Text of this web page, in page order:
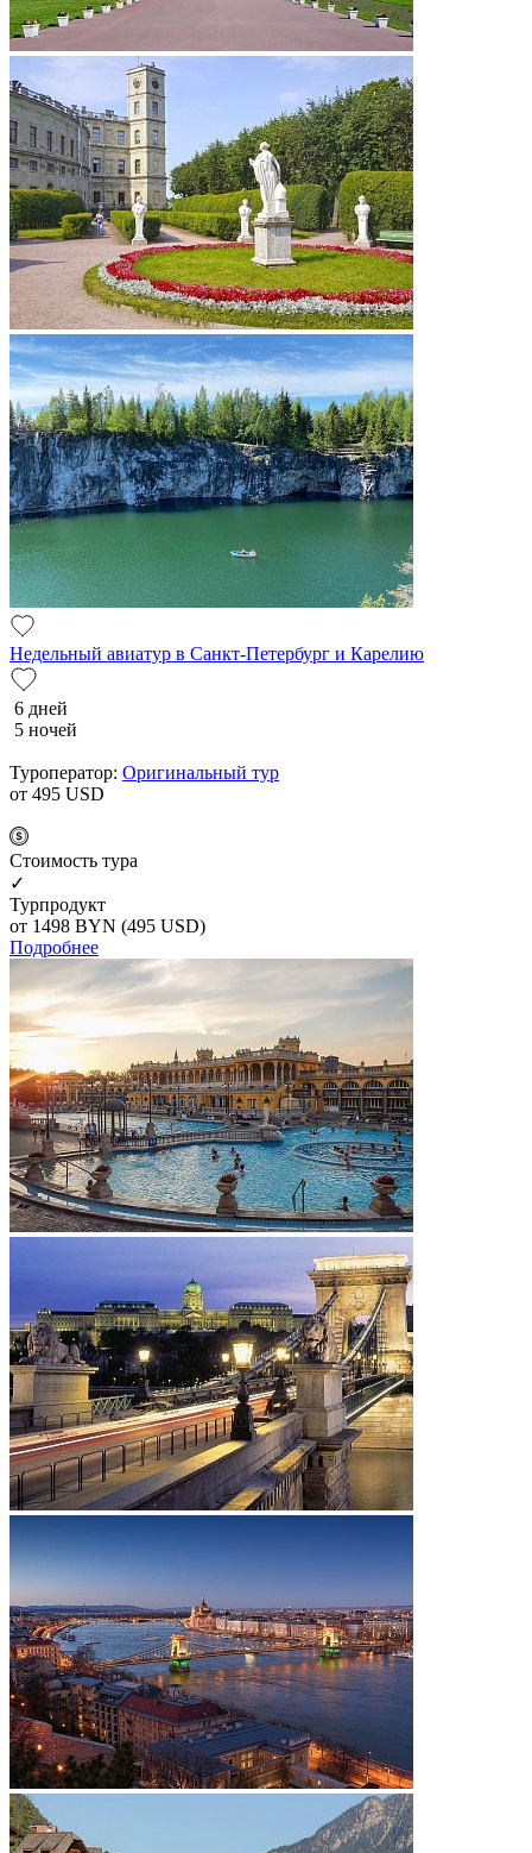
Недельный авиатур в Санкт-Петербург и Карелию
6 дней
5 ночей
Туроператор: Оригинальный тур
от 495 USD
Cтоимость тура
✓
Турпродукт
от 1498 BYN (495 USD)
Подробнее